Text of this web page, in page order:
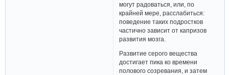
могут радоваться, или, по
крайней мере, расслабиться:
поведение таких подростков
частично зависит от капризов
развития мозга.
Развитие серого вещества
достигает пика ко времени
полового созревания, и затем